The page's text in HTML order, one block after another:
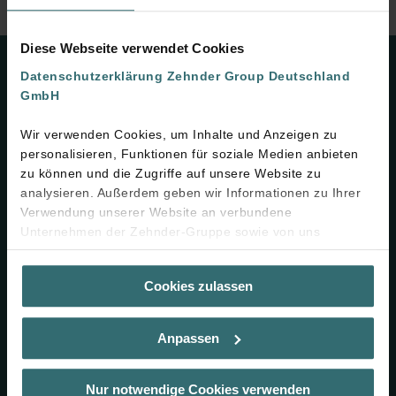
Diese Webseite verwendet Cookies
Datenschutzerklärung Zehnder Group Deutschland
GmbH
Wir verwenden Cookies, um Inhalte und Anzeigen zu
personalisieren, Funktionen für soziale Medien anbieten
zu können und die Zugriffe auf unsere Website zu
analysieren. Außerdem geben wir Informationen zu Ihrer
Verwendung unserer Website an verbundene
Unternehmen der Zehnder-Gruppe sowie von uns
beauftragte Dienstleister zum Zweck der Werbung und
Analysen weiter. Unsere Dienstleister führen diese
Informationen möglicherweise mit weiteren Daten
zusammen, die Sie bereitgestellt haben oder die sie im
geben die Einwilligung zu unseren Cookies, wenn Sie in
deren Verwendung eingewilligt haben.
Laut Gesetz können wir Cookies auf Ihrem Gerät
Cookies zulassen
Anpassen
Nur notwendige Cookies verwenden
Kontakt
77933 Lahr
Zum Kontaktformular
+49 7821 586-0
Unternehmen
News & Pressemeldungen
Messen & Veranstaltungen